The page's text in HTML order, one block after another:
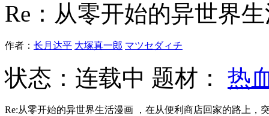
Re：从零开始的异世界
作者： 长月达平 大塚真一郎 マツセダィチ
状态： 连载中 题材： 热
Re:从零开始的异世界生活漫画 ，在从便利商店回家的路上